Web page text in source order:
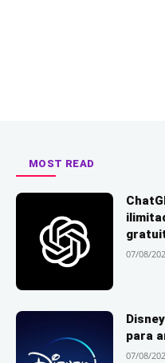
MOST READ
07/08/
para
07/08/